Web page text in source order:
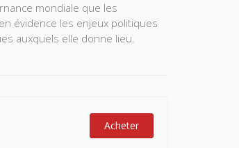
mondiale que les
évidence les enjeux politiques
auxquels elle donne lieu.
Acheter